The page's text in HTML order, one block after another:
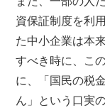
資保証制度を利
た中小企業は本
すべき時に、こ
に、「国民の税
ん」という口実